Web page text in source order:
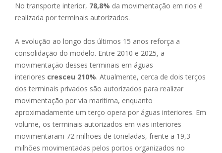
No transporte interior, 78,8% da movimentação em rios é
realizada por terminais autorizados.
A evolução ao longo dos últimos 15 anos reforça a
consolidação do modelo. Entre 2010 e 2025, a
movimentação desses terminais em águas
interiores cresceu 210%. Atualmente, cerca de dois terços
dos terminais privados são autorizados para realizar
movimentação por via marítima, enquanto
aproximadamente um terço opera por águas interiores. Em
volume, os terminais autorizados em vias interiores
movimentaram 72 milhões de toneladas, frente a 19,3
milhões movimentadas pelos portos organizados no